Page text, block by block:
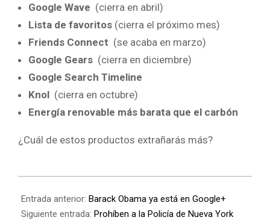
Google Wave (cierra en abril)
Lista de favoritos (cierra el próximo mes)
Friends Connect (se acaba en marzo)
Google Gears (cierra en diciembre)
Google Search Timeline
Knol (cierra en octubre)
Energía renovable más barata que el carbón
¿Cuál de estos productos extrañarás más?
Entrada anterior: Barack Obama ya está en Google+
Siguiente entrada: Prohíben a la Policía de Nueva York